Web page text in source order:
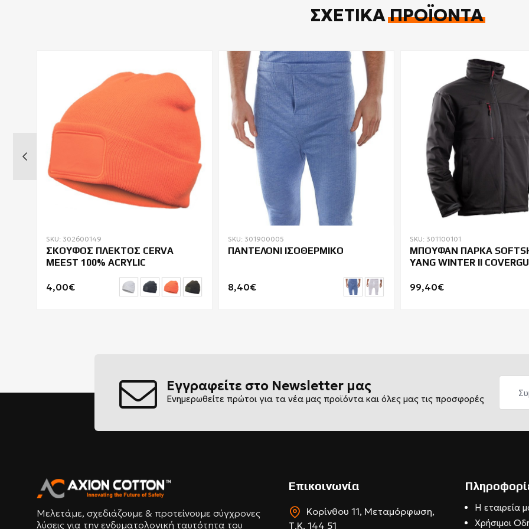
ΣΧΕΤΙΚΆΠΡΟΪΌΝΤΑ
SKU: 302600149
ΣΚΟΥΦΟΣ ΠΛΕΚΤΟΣ CERVA
MEEST 100% ACRYLIC
4,00€
SKU: 301900005
ΠΑΝΤΕΛΟΝΙ ΙΣΟΘΕΡΜΙΚΟ
8,40€
SKU: 301100101
ΜΠΟΥΦΑΝ ΠΑΡΚΑ
YANG WINTER II
99,40€
Εγγραφείτε στο Newsletter μας
Ενημερωθείτε πρώτοι για τα νέα μας προϊόντα και όλες μας τις προσφορές
Μελετάμε, σχεδιάζουμε & προτείνουμε σύγχρονες
λύσεις για την ενδυματολογική ταυτότητα του
Επικοινωνία
Κορίνθου 11, Μεταμόρφωση,
Τ.Κ. 144 51
Η εταιρεία
Χρήσιμοι